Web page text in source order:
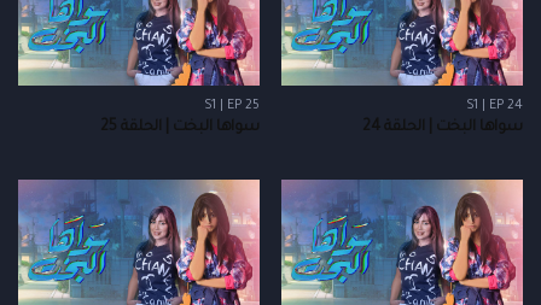
S1 | EP 24
سواها البخت | الحلقة 24
S1 | EP 25
سواها البخت | الحلقة 25